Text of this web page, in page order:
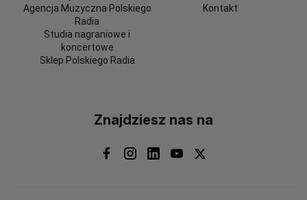
Agencja Muzyczna Polskiego
Radia
Studia nagraniowe i
koncertowe
Sklep Polskiego Radia
Kontakt
Znajdziesz nas na